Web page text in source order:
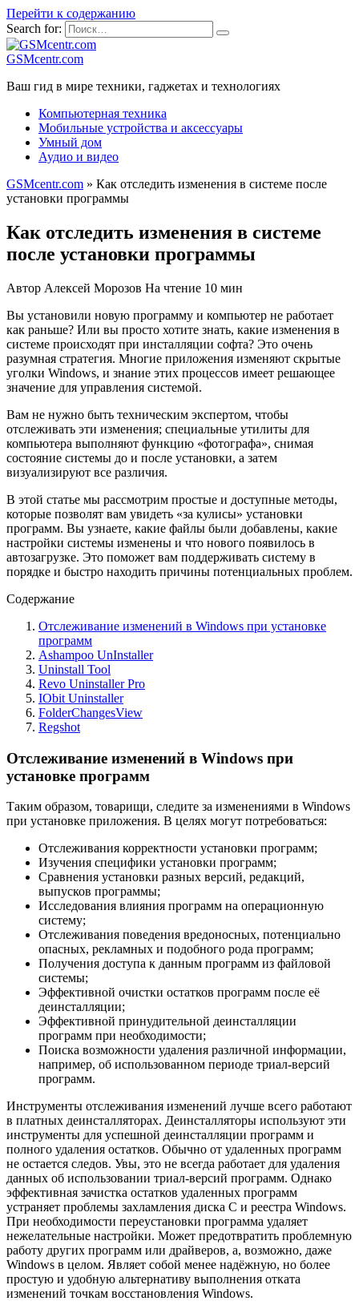
Перейти к содержанию
Search for:
GSMcentr.com
Ваш гид в мире техники, гаджетах и технологиях
Компьютерная техника
Мобильные устройства и аксессуары
Умный дом
Аудио и видео
GSMcentr.com » Как отследить изменения в системе после
установки программы
Как отследить изменения в системе
после установки программы
Автор Алексей Морозов На чтение 10 мин
Вы установили новую программу и компьютер не работает
как раньше? Или вы просто хотите знать, какие изменения в
системе происходят при инсталляции софта? Это очень
разумная стратегия. Многие приложения изменяют скрытые
уголки Windows, и знание этих процессов имеет решающее
значение для управления системой.
Вам не нужно быть техническим экспертом, чтобы
отслеживать эти изменения; специальные утилиты для
компьютера выполняют функцию «фотографа», снимая
состояние системы до и после установки, а затем
визуализируют все различия.
В этой статье мы рассмотрим простые и доступные методы,
которые позволят вам увидеть «за кулисы» установки
программ. Вы узнаете, какие файлы были добавлены, какие
настройки системы изменены и что нового появилось в
автозагрузке. Это поможет вам поддерживать систему в
порядке и быстро находить причины потенциальных проблем.
Содержание
Отслеживание изменений в Windows при установке
программ
Ashampoo UnInstaller
Uninstall Tool
Revo Uninstaller Pro
IObit Uninstaller
FolderChangesView
Regshot
Отслеживание изменений в Windows при
установке программ
Таким образом, товарищи, следите за изменениями в Windows
при установке приложения. В целях могут потребоваться:
Отслеживания корректности установки программ;
Изучения специфики установки программ;
Сравнения установки разных версий, редакций,
выпусков программы;
Исследования влияния программ на операционную
систему;
Отслеживания поведения вредоносных, потенциально
опасных, рекламных и подобного рода программ;
Получения доступа к данным программ из файловой
системы;
Эффективной очистки остатков программ после её
деинсталляции;
Эффективной принудительной деинсталляции
программ при необходимости;
Поиска возможности удаления различной информации,
например, об использованном периоде триал-версий
программ.
Инструменты отслеживания изменений лучше всего работают
в платных деинсталляторах. Деинсталляторы используют эти
инструменты для успешной деинсталляции программ и
полного удаления остатков. Обычно от удаленных программ
не остается следов. Увы, это не всегда работает для удаления
данных об использовании триал-версий программ. Однако
эффективная зачистка остатков удаленных программ
устраняет проблемы захламления диска С и реестра Windows.
При необходимости переустановки программа удаляет
нежелательные настройки. Может предотвратить проблемную
работу других программ или драйверов, а, возможно, даже
Windows в целом. Являет собой менее надёжную, но более
простую и удобную альтернативу выполнения отката
изменений точкам восстановления Windows.